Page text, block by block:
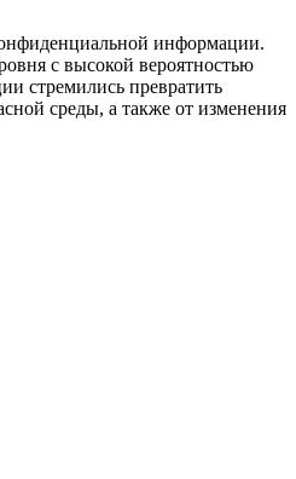
информации.
с высокой вероятностью
стремились превратить
среды, а также от изменения